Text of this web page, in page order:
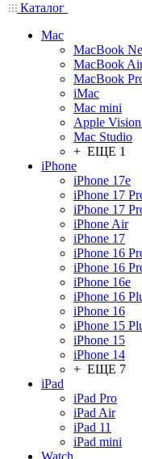
Каталог
Mac
MacBook
MacBook
MacBook
iMac
Mac mini
Apple
Mac Studio
+ ЕЩЕ 1
iPhone
iPhone 17e
iPhone 17
iPhone 17
iPhone Air
iPhone 17
iPhone 16
iPhone 16
iPhone 16e
iPhone 16
iPhone 16
iPhone 15
iPhone 15
iPhone 14
+ ЕЩЕ 7
iPad
iPad Pro
iPad Air
iPad 11
iPad mini
Watch